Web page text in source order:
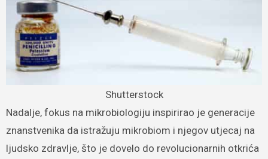
Shutterstock
Nadalje, fokus na mikrobiologiju inspirirao je generacije
znanstvenika da istražuju mikrobiom i njegov utjecaj na
ljudsko zdravlje, što je dovelo do revolucionarnih otkrića